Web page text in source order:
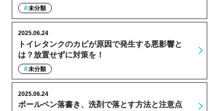
未分類
トイレタンクのカビが原因で発生する悪影響と
は？放置せずに対策を！
2025.06.24
未分類
ボールペン落書き、洗剤で落とす方法と注意点
2025.06.24